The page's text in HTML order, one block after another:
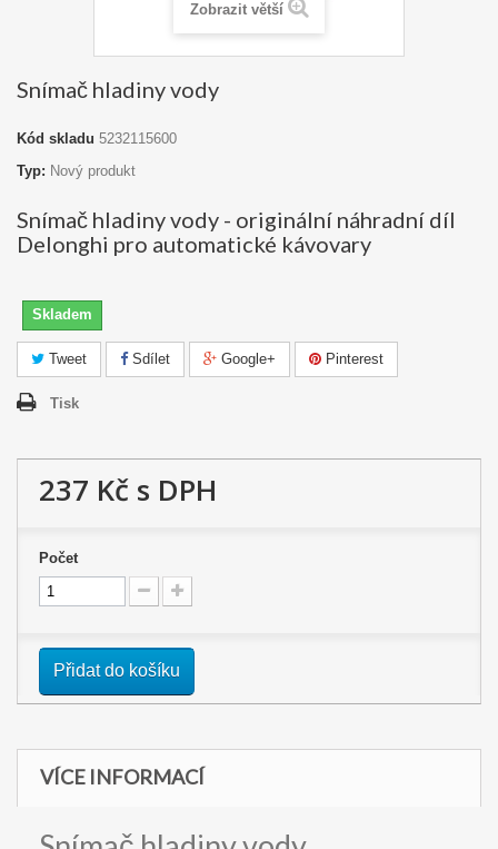
Zobrazit větší
Snímač hladiny vody
Kód skladu 5232115600
Typ: Nový produkt
Snímač hladiny vody - originální náhradní díl
Delonghi pro automatické kávovary
Skladem
Tweet Sdílet Google+ Pinterest
Tisk
237 Kč s DPH
Počet
Přidat do košíku
VÍCE INFORMACÍ